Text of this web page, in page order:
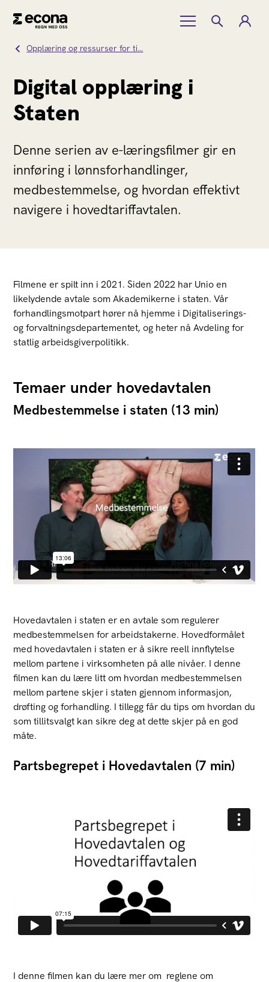
Opplæring og ressurser for ti…
Digital opplæring i
Staten
Denne serien av e-læringsfilmer gir en
innføring i lønnsforhandlinger,
medbestemmelse, og hvordan effektivt
navigere i hovedtariffavtalen.
Filmene er spilt inn i 2021. Siden 2022 har Unio en
likelydende avtale som Akademikerne i staten. Vår
forhandlingsmotpart hører nå hjemme i Digitaliserings-
og forvaltningsdepartementet, og heter nå Avdeling for
statlig arbeidsgiverpolitikk.
Temaer under hovedavtalen
Medbestemmelse i staten (13 min)
Hovedavtalen i staten er en avtale som regulerer
medbestemmelsen for arbeidstakerne. Hovedformålet
med hovedavtalen i staten er å sikre reell innflytelse
mellom partene i virksomheten på alle nivåer. I denne
filmen kan du lære litt om hvordan medbestemmelsen
mellom partene skjer i staten gjennom informasjon,
drøfting og forhandling. I tillegg får du tips om hvordan du
som tillitsvalgt kan sikre deg at dette skjer på en god
måte.
Partsbegrepet i Hovedavtalen (7 min)
I denne filmen kan du lære mer om reglene om